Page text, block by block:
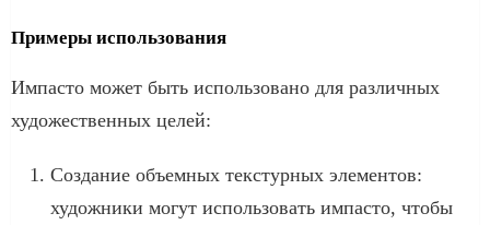
Примеры использования
Импасто может быть использовано для различных
художественных целей:
Создание объемных текстурных элементов:
художники могут использовать импасто, чтобы